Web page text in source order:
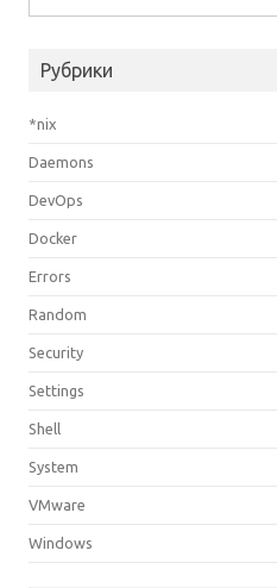
Рубрики
*nix
Daemons
DevOps
Docker
Errors
Random
Security
Settings
Shell
System
VMware
Windows